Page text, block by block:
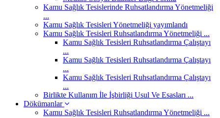
Kamu Sağlık Tesislerinde Ruhsatlandırma Yönetmeliği
...
Kamu Sağlık Tesisleri Yönetmeliği yayımlandı
Kamu Sağlık Tesisleri Ruhsatlandırma Yönetmeliği ...
Kamu Sağlık Tesisleri Ruhsatlandırma Çalıştayı
...
Kamu Sağlık Tesisleri Ruhsatlandırma Çalıştayı
...
Kamu Sağlık Tesisleri Ruhsatlandırma Çalıştayı
...
Birlikte Kullanım İle İşbirliği Usul Ve Esasları ...
Dökümanlar
Kamu Sağlık Tesisleri Ruhsatlandırma Yönetmeliği ...